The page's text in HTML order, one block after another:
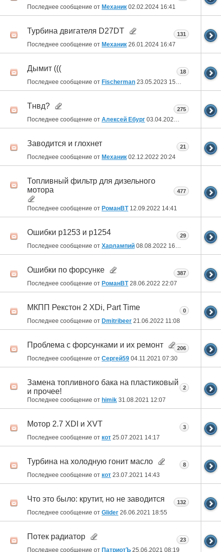
Последнее сообщение от Механик 02.02.2024 16:41
Турбина двигателя D27DT
Последнее сообщение от Механик 26.01.2024 16:47
131
Дымит (((
Последнее сообщение от Fischerman 23.05.2023 15:25
18
Тнвд?
Последнее сообщение от Алексей Ебург 03.04.2023
275
Заводится и глохнет
Последнее сообщение от Механик 02.12.2022 20:24
21
Топливный фильтр для дизельного
мотора
Последнее сообщение от РоманВТ12.09.2022 14:41
477
Ошибки р1253 и р1254
Последнее сообщение от Харлампий 08.08.2022 16:09
29
Ошибки по форсунке
Последнее сообщение от РоманВТ28.06.2022 22:07
387
МКПП Рекстон 2 XDi, Part Time
Последнее сообщение от Dmitribeer 21.06.2022 11:08
0
Проблема с форсунками и их ремонт
Последнее сообщение от Сергей59 04.11.2021 07:30
206
Замена топливного бака на пластиковый
и прочее!
Последнее сообщение от himik 31.08.2021 12:07
2
Мотор 2.7 XDI и XVT
Последнее сообщение от кот 25.07.2021 14:17
3
Турбина на холодную гонит масло
Последнее сообщение от кот 23.07.2021 14:43
8
Что это было: крутит, но не заводится
Последнее сообщение от Glider 26.06.2021 18:55
132
Потек радиатор
Последнее сообщение от ПатриотЪ 25.06.2021 08:19
23